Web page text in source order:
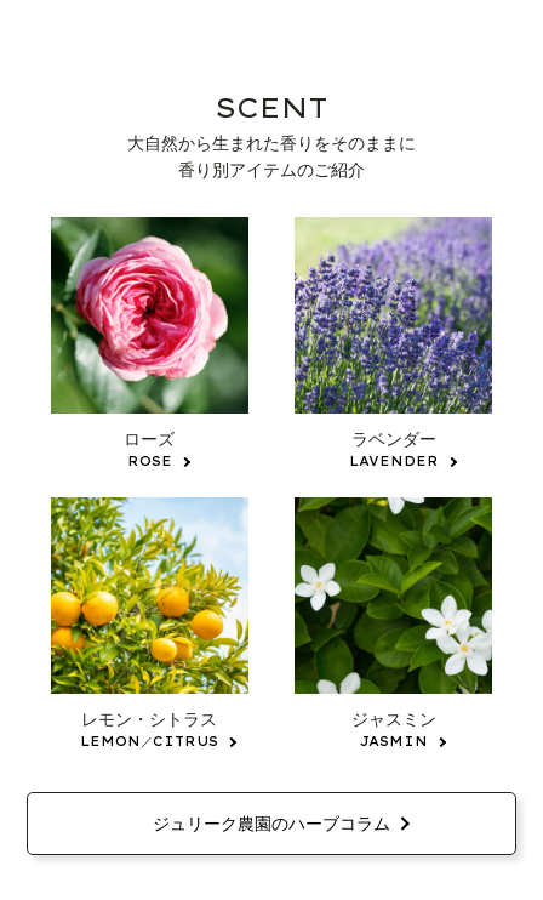
SCENT
大自然から生まれた香りをそのままに
香り別アイテムのご紹介
ローズ
ROSE
ラベンダー
LAVENDER
レモン・シトラス
LEMON／CITRUS
ジャスミン
JASMIN
ジュリーク農園のハーブコラム